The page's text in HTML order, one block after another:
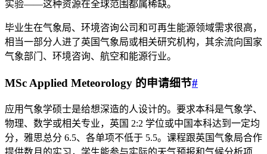
实验——这种资源在全球范围都属稀缺。
毕业生在气象局、环境咨询公司和可再生能源领域需求很高，
相当一部分人进了英国气象局或相关研究机构，其余流向国家
气象部门、环境咨询、航空和能源行业。
MSc Applied Meteorology 的申请细节#
应用气象学硕士是给想深造的人设计的。要求本科是气象学、
物理、数学或相关专业，英国 2:2 学位或中国本科达到一定均
分，雅思总分 6.5、各单项不低于 5.5。课程跟英国气象局合作
提供数月的实习，学生能参与实际的天气预报和气候分析项